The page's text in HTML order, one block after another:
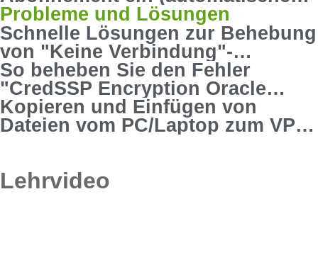
PayPal-Auszahlung)
Probleme und Lösungen
Schnelle Lösungen zur Behebung
von "Keine Verbindung"-
Problemen in MT4
So beheben Sie den Fehler
"CredSSP Encryption Oracle
Remediation" in RDC
Kopieren und Einfügen von
Dateien vom PC/Laptop zum VPS
Lehrvideo